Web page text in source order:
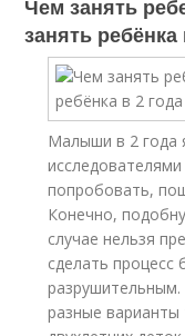
Чем занять
занять
Малыши в 2 года
попробовать,
Конечно,
случае нельзя
сделать процесс
разрушительным.
разные